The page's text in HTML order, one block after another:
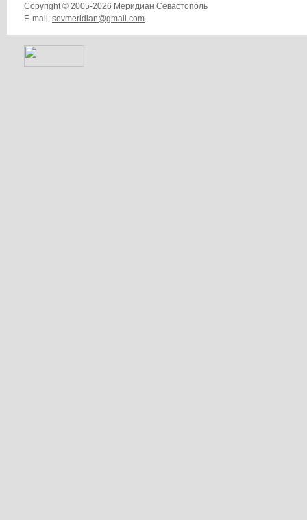
Copyright © 2005-2026 Меридиан Севастополь
E-mail: sevmeridian@gmail.com